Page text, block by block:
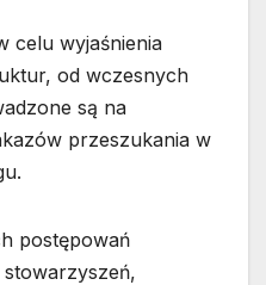
celu wyjaśnienia
od wczesnych
są na
przeszukania w
postępowań